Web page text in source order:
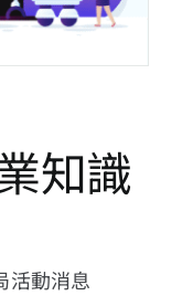
知識
活動消息